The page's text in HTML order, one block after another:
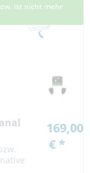
ist nicht mehr
169,00
€ *